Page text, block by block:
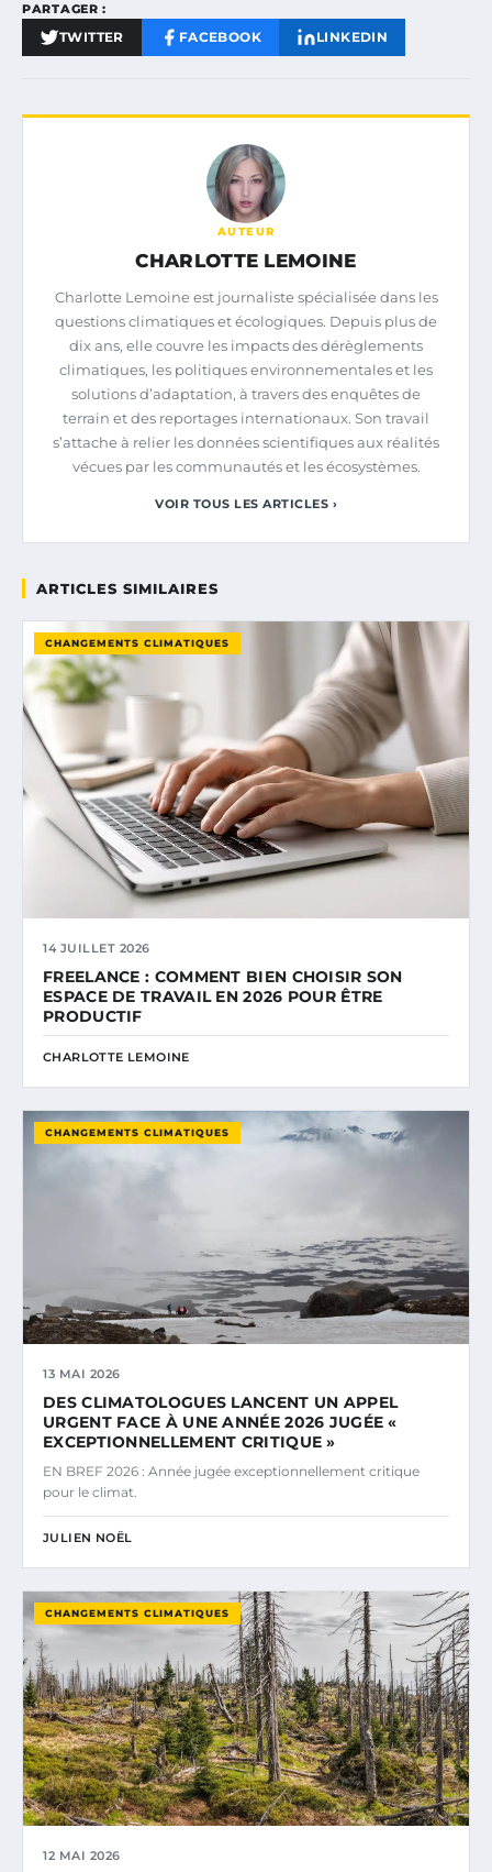
PARTAGER :
TWITTER FACEBOOK LINKEDIN
AUTEUR
CHARLOTTE LEMOINE
Charlotte Lemoine est journaliste spécialisée dans les
questions climatiques et écologiques. Depuis plus de
dix ans, elle couvre les impacts des dérèglements
climatiques, les politiques environnementales et les
solutions d’adaptation, à travers des enquêtes de
terrain et des reportages internationaux. Son travail
s’attache à relier les données scientifiques aux réalités
vécues par les communautés et les écosystèmes.
VOIR TOUS LES ARTICLES ›
ARTICLES SIMILAIRES
CHANGEMENTS CLIMATIQUES
14 JUILLET 2026
FREELANCE : COMMENT BIEN CHOISIR SON
ESPACE DE TRAVAIL EN 2026 POUR ÊTRE
PRODUCTIF
CHARLOTTE LEMOINE
CHANGEMENTS CLIMATIQUES
13 MAI 2026
DES CLIMATOLOGUES LANCENT UN APPEL
URGENT FACE À UNE ANNÉE 2026 JUGÉE «
EXCEPTIONNELLEMENT CRITIQUE »
EN BREF 2026 : Année jugée exceptionnellement critique
pour le climat.
JULIEN NOËL
CHANGEMENTS CLIMATIQUES
12 MAI 2026